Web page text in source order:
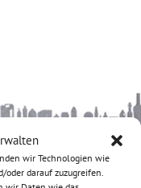
wir Technologien wie
oder darauf zuzugreifen.